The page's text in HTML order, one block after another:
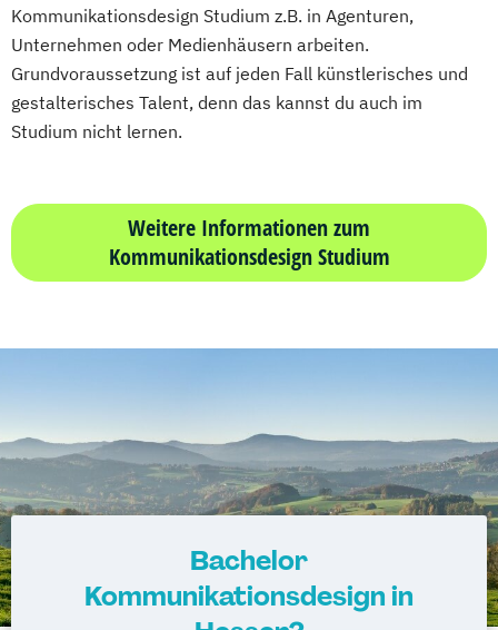
Kommunikationsdesign Studium z.B. in Agenturen,
Unternehmen oder Medienhäusern arbeiten.
Grundvoraussetzung ist auf jeden Fall künstlerisches und
gestalterisches Talent, denn das kannst du auch im
Studium nicht lernen.
Weitere Informationen zum
Kommunikationsdesign Studium
Bachelor
Kommunikationsdesign in